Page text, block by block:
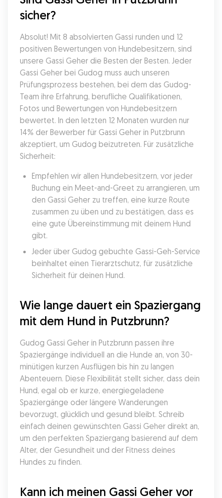
sicher?
Absolut! Mit 8 absolvierten Gassi runden und 12
positiven Bewertungen von Hundebesitzern, sind
unsere Gassi Geher die Besten der Besten. Jeder
Gassi Geher bei Gudog muss auch unseren
Prüfungsprozess bestehen, bei dem das Gudog-
Team ihre Erfahrung, berufliche Qualifikationen,
Fotos und Bewertungen von Hundebesitzern
bewertet. In den letzten 12 Monaten wurden nur
14% der Bewerber für Gassi Geher in Putzbrunn
akzeptiert, um Gudog beizutreten. Für zusätzliche
Sicherheit:
Empfehlen wir allen Hundebesitzern, vor jeder
Buchung ein Meet-and-Greet zu arrangieren, um
den Gassi Geher zu treffen, eine kurze Route
zusammen zu üben und zu bestätigen, dass es
eine gute Übereinstimmung mit deinem Hund
gibt.
Jeder über Gudog gebuchte Gassi-Geh-Service
beinhaltet einen Tierarztschutz, für zusätzliche
Sicherheit für deinen Hund.
Wie lange dauert ein Spaziergang
mit dem Hund in Putzbrunn?
Gudog Gassi Geher in Putzbrunn passen ihre
Spaziergänge individuell an die Hunde an, von 30-
minütigen kurzen Ausflügen bis hin zu langen
Abenteuern. Diese Flexibilität stellt sicher, dass dein
Hund, egal ob er kurze, energiegeladene
Spaziergänge oder längere Wanderungen
bevorzugt, glücklich und gesund bleibt. Schreib
einfach deinen gewünschten Gassi Geher direkt an,
um den perfekten Spaziergang basierend auf dem
Alter, der Gesundheit und der Fitness deines
Hundes zu finden.
Kann ich meinen Gassi Geher vor